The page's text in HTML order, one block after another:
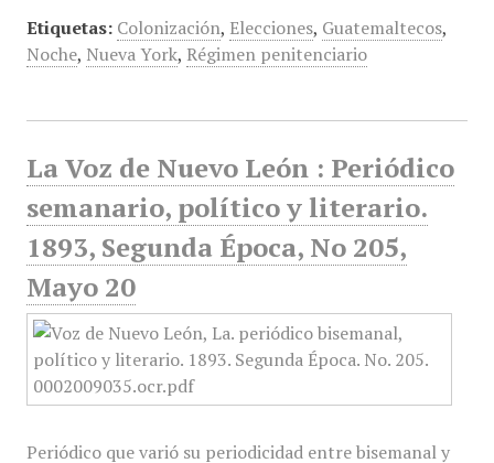
Etiquetas: Colonización, Elecciones, Guatemaltecos,
Noche, Nueva York, Régimen penitenciario
La Voz de Nuevo León : Periódico
semanario, político y literario.
1893, Segunda Época, No 205,
Mayo 20
Periódico que varió su periodicidad entre bisemanal y